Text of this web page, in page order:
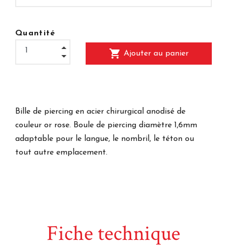
Quantité
shopping_cart Ajouter au panier
Bille de piercing en acier chirurgical anodisé de
couleur or rose. Boule de piercing diamètre 1,6mm
adaptable pour le langue, le nombril, le téton ou
tout autre emplacement.
Fiche technique